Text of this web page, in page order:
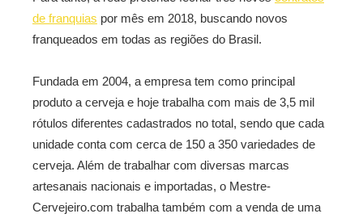
de franquias por mês em 2018, buscando novos
franqueados em todas as regiões do Brasil.
Fundada em 2004, a empresa tem como principal
produto a cerveja e hoje trabalha com mais de 3,5 mil
rótulos diferentes cadastrados no total, sendo que cada
unidade conta com cerca de 150 a 350 variedades de
cerveja. Além de trabalhar com diversas marcas
artesanais nacionais e importadas, o Mestre-
Cervejeiro.com trabalha também com a venda de uma